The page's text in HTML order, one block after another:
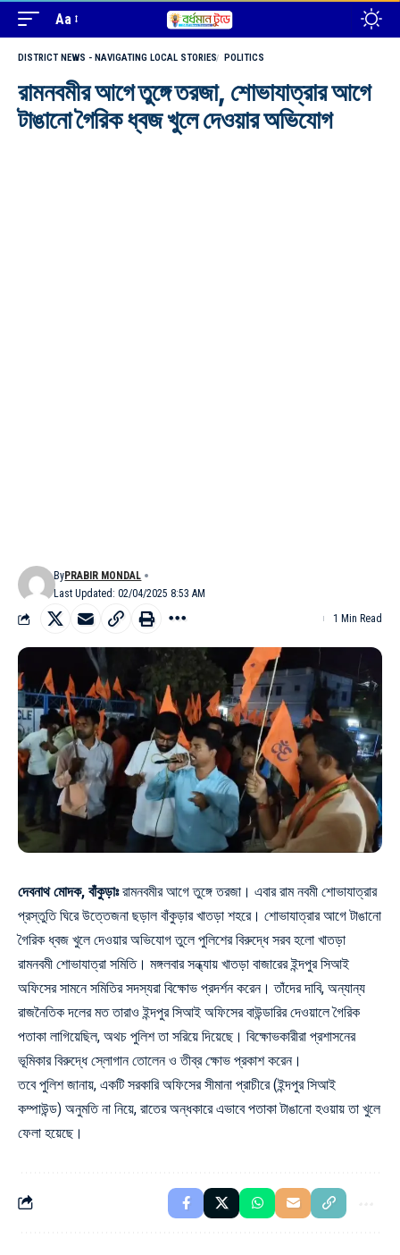
Aa
DISTRICT NEWS - NAVIGATING LOCAL STORIES POLITICS
রামনবমীর আগে তুঙ্গে তরজা, শোভাযাত্রার আগে
টাঙানো গৈরিক ধ্বজ খুলে দেওয়ার অভিযোগ
Last Updated: 02/04/2025 8:53 AM
ByPRABIR MONDAL
1 Min Read
দেবনাথ মোদক, বাঁকুড়াঃরামনবমীর আগে তুঙ্গে তরজা। এবার রাম নবমী শোভাযাত্রার
প্রস্তুতি ঘিরে উত্তেজনা ছড়াল বাঁকুড়ার খাতড়া শহরে। শোভাযাত্রার আগে টাঙানো
গৈরিক ধ্বজ খুলে দেওয়ার অভিযোগ তুলে পুলিশের বিরুদ্ধে সরব হলো খাতড়া
রামনবমী শোভাযাত্রা সমিতি। মঙ্গলবার সন্ধ্যায় খাতড়া বাজারের ইন্দপুর সিআই
অফিসের সামনে সমিতির সদস্যরা বিক্ষোভ প্রদর্শন করেন। তাঁদের দাবি, অন্যান্য
রাজনৈতিক দলের মত তারাও ইন্দপুর সিআই অফিসের বাউন্ডারির দেওয়ালে গৈরিক
পতাকা লাগিয়েছিল, অথচ পুলিশ তা সরিয়ে দিয়েছে। বিক্ষোভকারীরা প্রশাসনের
ভূমিকার বিরুদ্ধে স্লোগান তোলেন ও তীব্র ক্ষোভ প্রকাশ করেন।
তবে পুলিশ জানায়, একটি সরকারি অফিসের সীমানা প্রাচীরে (ইন্দপুর সিআই
কম্পাউন্ড) অনুমতি না নিয়ে, রাতের অন্ধকারে এভাবে পতাকা টাঙানো হওয়ায় তা খুলে
ফেলা হয়েছে।